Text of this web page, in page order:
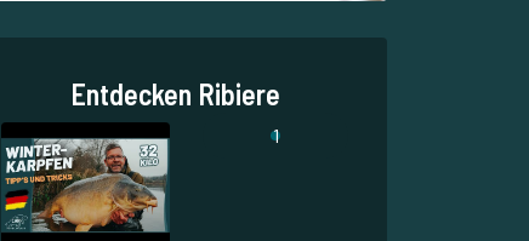
Entdecken Ribiere
1